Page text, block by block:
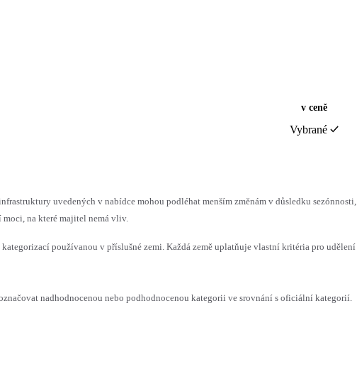
v ceně
Vybrané
uvedených v nabídce mohou podléhat menším změnám v důsledku sezónnosti,
na které majitel nemá vliv.
používanou v příslušné zemi. Každá země uplatňuje vlastní kritéria pro udělení
nadhodnocenou nebo podhodnocenou kategorii ve srovnání s oficiální kategorií.